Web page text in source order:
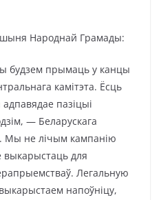
Народнай Грамады:
прымаць у канцы
камітэта. Ёсць
пазіцыі
— Беларускага
Мы не лічым кампанію
выкарыстаць для
Легальную
напоўніцу,